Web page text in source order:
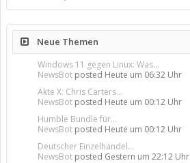
Neue Themen
Windows 11 gegen Linux: Was...
NewsBot posted Heute um 06:32 Uhr
Akte X: Chris Carters...
NewsBot posted Heute um 00:12 Uhr
Humble Bundle für...
NewsBot posted Heute um 00:12 Uhr
Deutscher Einzelhandel...
NewsBot posted Gestern um 22:12 Uhr